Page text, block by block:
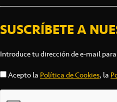
SUSCRÍBETE A
Introduce tu dirección de e-mail
Acepto laPolítica de Cookies, la